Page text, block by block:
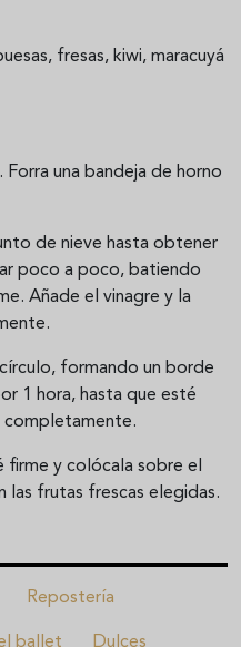
fresas, kiwi, maracuyá
Forra una bandeja de horno
de nieve hasta obtener
poco a poco, batiendo
Añade el vinagre y la
formando un borde
1 hora, hasta que esté
completamente.
firme y colócala sobre el
las frutas frescas elegidas.
Repostería
ballet Dulces